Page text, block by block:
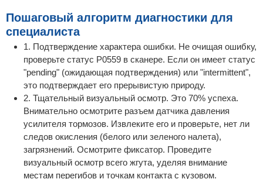
Пошаговый алгоритм диагностики для
специалиста
1. Подтверждение характера ошибки. Не очищая ошибку,
проверьте статус P0559 в сканере. Если он имеет статус
"pending" (ожидающая подтверждения) или "intermittent",
это подтверждает его прерывистую природу.
2. Тщательный визуальный осмотр. Это 70% успеха.
Внимательно осмотрите разъем датчика давления
усилителя тормозов. Извлеките его и проверьте, нет ли
следов окисления (белого или зеленого налета),
загрязнений. Осмотрите фиксатор. Проведите
визуальный осмотр всего жгута, уделяя внимание
местам перегибов и точкам контакта с кузовом.